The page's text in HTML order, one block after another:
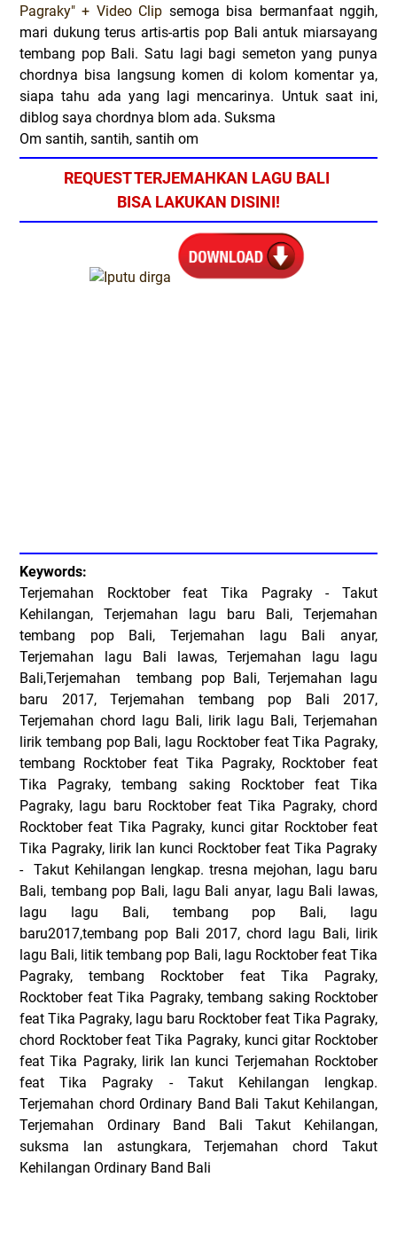
Pagraky" + Video Clip semoga bisa bermanfaat nggih,
mari dukung terus artis-artis pop Bali antuk miarsayang
tembang pop Bali. Satu lagi bagi semeton yang punya
chordnya bisa langsung komen di kolom komentar ya,
siapa tahu ada yang lagi mencarinya. Untuk saat ini,
diblog saya chordnya blom ada. Suksma
Om santih, santih, santih om
REQUEST TERJEMAHKAN LAGU BALI
BISA LAKUKAN DISINI!
Keywords:
Terjemahan Rocktober feat Tika Pagraky - Takut
Kehilangan, Terjemahan lagu baru Bali, Terjemahan
tembang pop Bali, Terjemahan lagu Bali anyar,
Terjemahan lagu Bali lawas, Terjemahan lagu lagu
Bali,Terjemahan tembang pop Bali, Terjemahan lagu
baru 2017, Terjemahan tembang pop Bali 2017,
Terjemahan chord lagu Bali, lirik lagu Bali, Terjemahan
lirik tembang pop Bali, lagu Rocktober feat Tika Pagraky,
tembang Rocktober feat Tika Pagraky, Rocktober feat
Tika Pagraky, tembang saking Rocktober feat Tika
Pagraky, lagu baru Rocktober feat Tika Pagraky, chord
Rocktober feat Tika Pagraky, kunci gitar Rocktober feat
Tika Pagraky, lirik lan kunci Rocktober feat Tika Pagraky
- Takut Kehilangan lengkap. tresna mejohan, lagu baru
Bali, tembang pop Bali, lagu Bali anyar, lagu Bali lawas,
lagu lagu Bali, tembang pop Bali, lagu
baru2017,tembang pop Bali 2017, chord lagu Bali, lirik
lagu Bali, litik tembang pop Bali, lagu Rocktober feat Tika
Pagraky, tembang Rocktober feat Tika Pagraky,
Rocktober feat Tika Pagraky, tembang saking Rocktober
feat Tika Pagraky, lagu baru Rocktober feat Tika Pagraky,
chord Rocktober feat Tika Pagraky, kunci gitar Rocktober
feat Tika Pagraky, lirik lan kunci Terjemahan Rocktober
feat Tika Pagraky - Takut Kehilangan lengkap.
Terjemahan chord Ordinary Band Bali Takut Kehilangan,
Terjemahan Ordinary Band Bali Takut Kehilangan,
suksma lan astungkara, Terjemahan chord Takut
Kehilangan Ordinary Band Bali